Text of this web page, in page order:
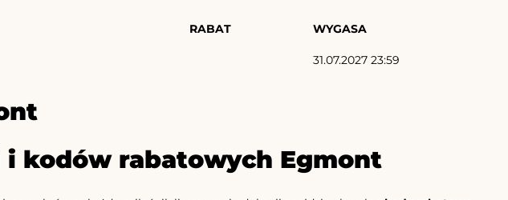
RABAT WYGASA
31.07.2027 23:59
kodów rabatowych Egmont